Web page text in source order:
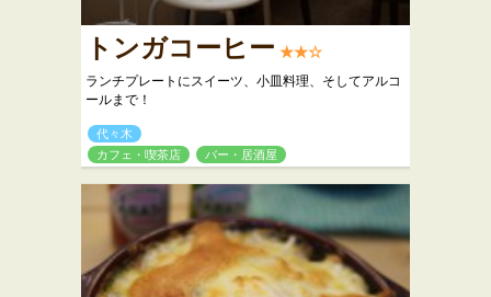
トンガコーヒー ★★☆
ランチプレートにスイーツ、小皿料理、そしてアルコ
ールまで！
代々木
カフェ・喫茶店
バー・居酒屋